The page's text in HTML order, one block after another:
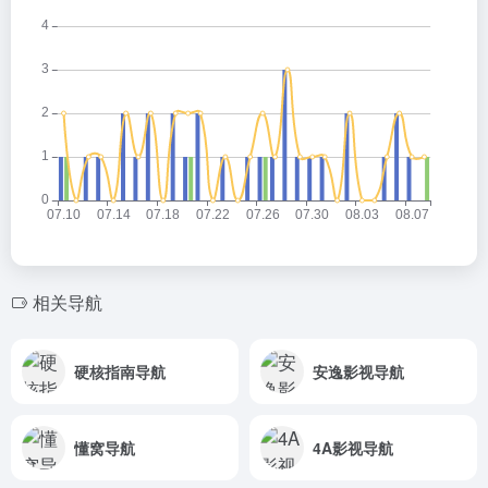
相关导航
硬核指南导航 安逸影视导航
懂窝导航 4A影视导航